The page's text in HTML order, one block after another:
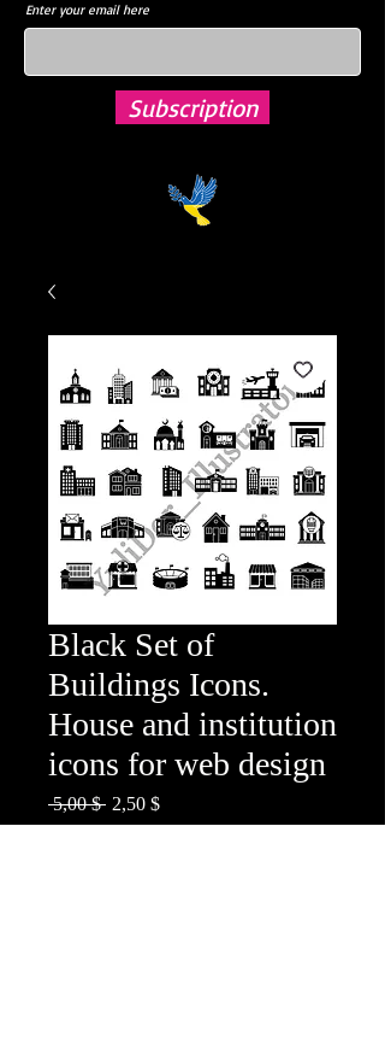
Enter your email here
Subscription
Black Set of
Buildings Icons.
House and institution
icons for web design
5,00 $ Standardpreis
2,50 $Sale-
Preis